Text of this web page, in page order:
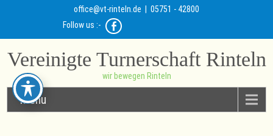
office@vt-rinteln.de | 05751 - 42800
Follow us :-
Vereinigte Turnerschaft Rinteln
wir bewegen Rinteln
Menu